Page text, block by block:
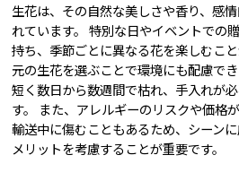
生花は、その自然な美しさや香り、感
れています。 特別な日やイベントでの
持ち、季節ごとに異なる花を楽しむこ
元の生花を選ぶことで環境にも配慮で
短く数日から数週間で枯れ、手入れが
す。 また、アレルギーのリスクや価格
輸送中に傷むこともあるため、シーン
メリットを考慮することが重要です。